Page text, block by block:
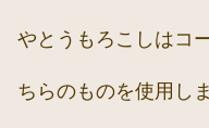
やとうもろこしはコ
ちらのものを使用し